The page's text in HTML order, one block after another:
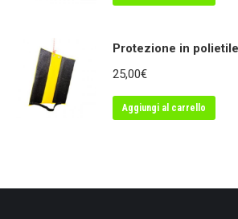
Protezione in
25,00€
Aggiungi al carrello